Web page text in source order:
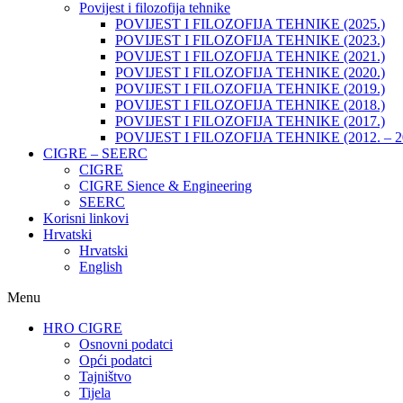
Povijest i filozofija tehnike
POVIJEST I FILOZOFIJA TEHNIKE (2025.)
POVIJEST I FILOZOFIJA TEHNIKE (2023.)
POVIJEST I FILOZOFIJA TEHNIKE (2021.)
POVIJEST I FILOZOFIJA TEHNIKE (2020.)
POVIJEST I FILOZOFIJA TEHNIKE (2019.)
POVIJEST I FILOZOFIJA TEHNIKE (2018.)
POVIJEST I FILOZOFIJA TEHNIKE (2017.)
POVIJEST I FILOZOFIJA TEHNIKE (2012. –
CIGRE – SEERC
CIGRE
CIGRE Sience & Engineering
SEERC
Korisni linkovi
Hrvatski
Hrvatski
English
Menu
HRO CIGRE
Osnovni podatci​
Opći podatci
Tajništvo
Tijela